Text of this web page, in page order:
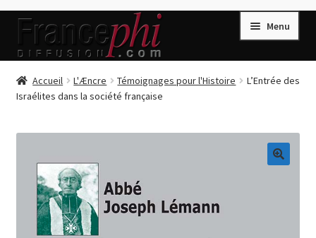
Aller
la
Aller
contenu
Menu
Accueil
Accueil
Conditions de Vente
Connection
Enregistrement
Accueil L'Æncre Témoignages pour l'Histoire
L’Entrée des
Israélites dans la société française